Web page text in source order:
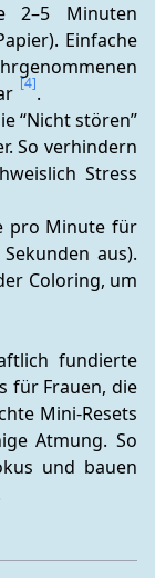
2–5 Minuten
Einfache
[4].
“Nicht stören”
So verhindern
Stress
pro Minute für
aus).
Coloring, um
fundierte
für Frauen, die
Mini-Resets
Atmung. So
und bauen